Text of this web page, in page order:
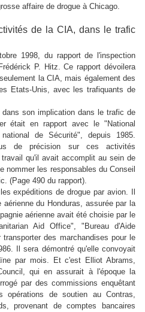
affaire de drogue à Chicago.
de la CIA, dans le trafic
1998, du rapport de l'inspection
P. Hitz. Ce rapport dévoilera
la CIA, mais également des
Etats-Unis, avec les trafiquants de
dans son implication dans le trafic de
était en rapport avec le "National
de Sécurité", depuis 1985.
de précision sur ces activités
qu'il avait accomplit au sein de
nommer les responsables du Conseil
(Page 490 du rapport).
expéditions de drogue par avion. Il
du Honduras, assurée par la
aérienne avait été choisie par le
Aid Office", "Bureau d'Aide
transporter des marchandises pour le
Il sera démontré qu'elle convoyait
par mois. Et c'est Elliot Abrams,
qui en assurait à l'époque la
par des commissions enquêtant
opérations de soutien au Contras,
provenant de comptes bancaires